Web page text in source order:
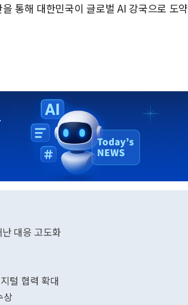
통해 대한민국이 글로벌 AI 강국으로 도약
대응 고도화
털 협력 확대
상